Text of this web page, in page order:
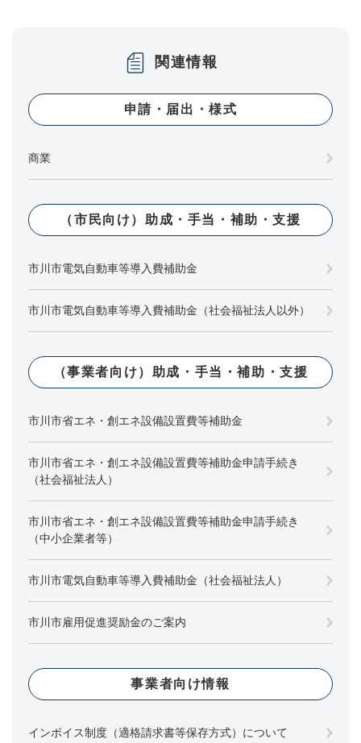
関連情報
申請・届出・様式
商業
（市民向け）助成・手当・補助・支援
市川市電気自動車等導入費補助金
市川市電気自動車等導入費補助金（社会福祉法人以外）
（事業者向け）助成・手当・補助・支援
市川市省エネ・創エネ設備設置費等補助金
市川市省エネ・創エネ設備設置費等補助金申請手続き
（社会福祉法人）
市川市省エネ・創エネ設備設置費等補助金申請手続き
（中小企業者等）
市川市電気自動車等導入費補助金（社会福祉法人）
市川市雇用促進奨励金のご案内
事業者向け情報
インボイス制度（適格請求書等保存方式）について